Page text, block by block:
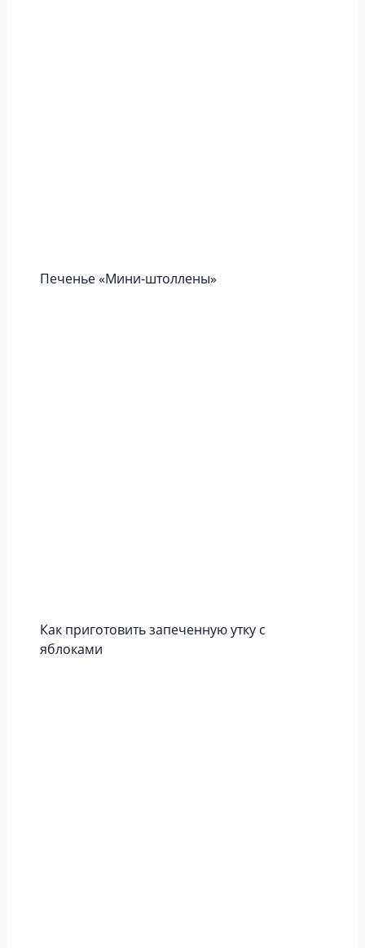
Печенье «Мини-штоллены»
Как приготовить запеченную утку с
яблоками